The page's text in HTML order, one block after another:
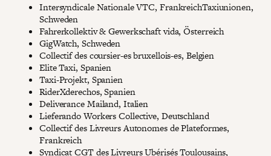
Intersyndicale Nationale VTC, FrankreichTaxiunionen,
Schweden
Fahrerkollektiv & Gewerkschaft vida, Österreich
GigWatch, Schweden
Collectif des coursier-es bruxellois-es, Belgien
Elite Taxi, Spanien
Taxi-Projekt, Spanien
RiderXderechos, Spanien
Deliverance Mailand, Italien
Lieferando Workers Collective, Deutschland
Collectif des Livreurs Autonomes de Plateformes,
Frankreich
Syndicat CGT des Livreurs Ubérisés Toulousains,